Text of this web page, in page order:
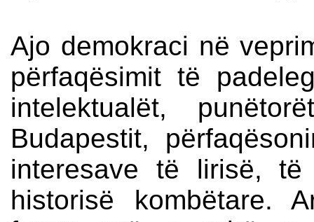
Ajo demokraci në
përfaqësimit të
intelektualët,
Budapestit,
interesave të lirisë,
historisë kombëtare.